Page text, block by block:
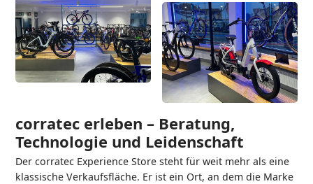
corratec erleben – Beratung,
Technologie und Leidenschaft
Der corratec Experience Store steht für weit mehr als eine
klassische Verkaufsfläche. Er ist ein Ort, an dem die Marke